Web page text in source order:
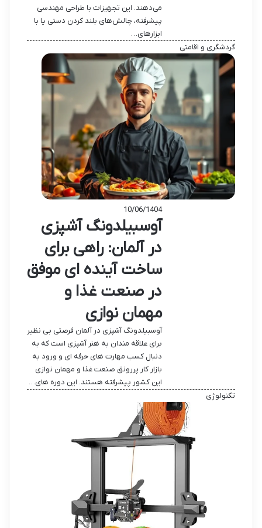
می‌دهند. این تجهیزات با طراحی مهندسی
پیشرفته، چالش‌های بلند کردن دستی یا با
ابزارهای…
گردشگری و اقامتی
10/06/1404
آوسبیلدونگ آشپزی
در آلمان: راهی برای
ساخت آینده ای موفق
در صنعت غذا و
مهمان نوازی
آوسبیلدونگ آشپزی در آلمان فرصتی بی نظیر
برای علاقه مندان به هنر آشپزی است که به
دنبال کسب مهارت های حرفه ای و ورود به
بازار کار پررونق صنعت غذا و مهمان نوازی
این کشور پیشرفته هستند. این دوره های…
تکنولوژی